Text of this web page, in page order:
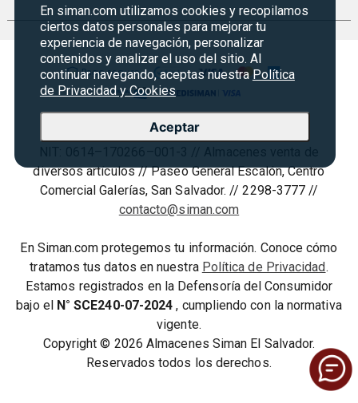
En siman.com utilizamos cookies y recopilamos
ciertos datos personales para mejorar tu
experiencia de navegación, personalizar
contenidos y analizar el uso del sitio. Al
continuar navegando, aceptas nuestra Política
de Privacidad y Cookies
Aceptar
Servicios
Credisiman
Marketplace
Vende en Marketplace
Política de devoluciones y garantias
Contáctenos
Seguridad del sitio
Política de Privacidad
Condiciones ofertas
Derecho de Retracto
Condiciones de uso
Términos y condiciones
Regreso a clases
Rebajas
Cyber Monday
Agosto es diversión
Almacenes Siman S.A. de C.V. //
diversos artículos // Paseo General Escalón, Centro
Comercial Galerías, San Salvador. // 2298-3777 //
contacto@siman.com
En Siman.com protegemos tu información. Conoce cómo
tratamos tus datos en nuestra Política de Privacidad.
Estamos registrados en la Defensoría del Consumidor
bajo el N° SCE240-07-2024 , cumpliendo con la normativa
vigente.
Copyright © 2026 Almacenes Siman El Salvador.
Reservados todos los derechos.